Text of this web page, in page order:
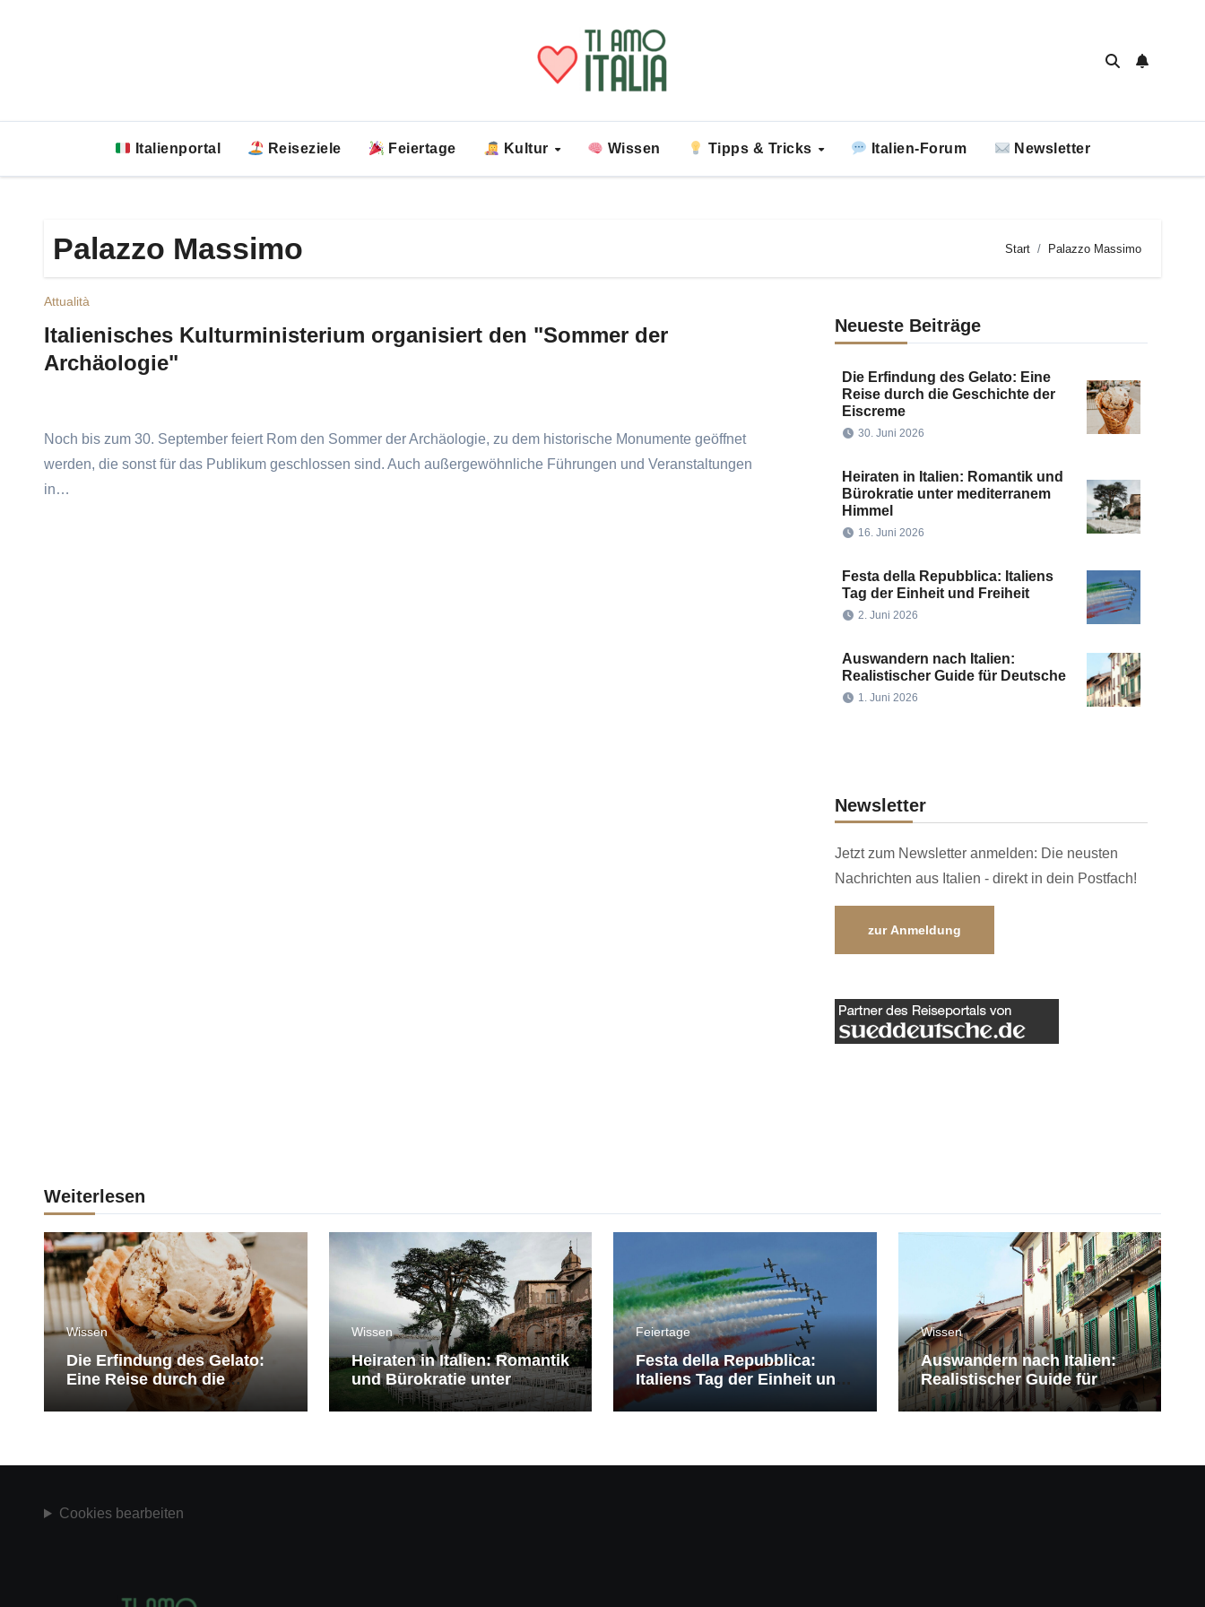
Italienportal Reiseziele Feiertage Kultur Wissen Tipps & Tricks Italien-Forum Newsletter
Palazzo Massimo Start Palazzo Massimo
Attualità
Italienisches Kulturministerium organisiert den "Sommer der
Archäologie"
Noch bis zum 30. September feiert Rom den Sommer der Archäologie, zu dem historische Monumente geöffnet
werden, die sonst für das Publikum geschlossen sind. Auch außergewöhnliche Führungen und Veranstaltungen
in…
Neueste Beiträge
Die Erfindung des Gelato: Eine
Reise durch die Geschichte der
Eiscreme
30. Juni 2026
Heiraten in Italien: Romantik und
Bürokratie unter mediterranem
Himmel
16. Juni 2026
Festa della Repubblica: Italiens
Tag der Einheit und Freiheit
2. Juni 2026
Auswandern nach Italien:
Realistischer Guide für Deutsche
1. Juni 2026
Newsletter
Jetzt zum Newsletter anmelden: Die neusten
Nachrichten aus Italien - direkt in dein Postfach!
zur Anmeldung
Weiterlesen
Wissen
Die Erfindung des Gelato:
Eine Reise durch die
Geschichte der Eiscreme
Wissen
Heiraten in Italien: Romantik
und Bürokratie unter
mediterranem Himmel
Feiertage
Festa della Repubblica:
Italiens Tag der Einheit und
Freiheit
Wissen
Auswandern nach Italien:
Realistischer Guide für
Deutsche
Cookies bearbeiten